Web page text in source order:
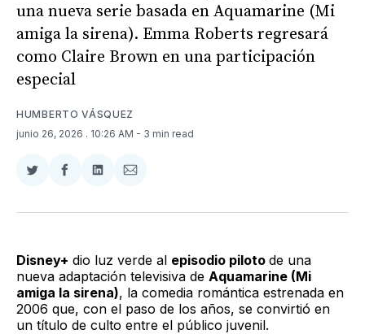
una nueva serie basada en Aquamarine (Mi
amiga la sirena). Emma Roberts regresará
como Claire Brown en una participación
especial
HUMBERTO VÁSQUEZ
junio 26, 2026 . 10:26 AM - 3 min read
Compartir
Twitter
Compartir
Facebook
Compartir
LinkedIn
Compartir
Email
Disney+ dio luz verde al episodio piloto de una
nueva adaptación televisiva de Aquamarine (Mi
amiga la sirena), la comedia romántica estrenada en
2006 que, con el paso de los años, se convirtió en
un título de culto entre el público juvenil.